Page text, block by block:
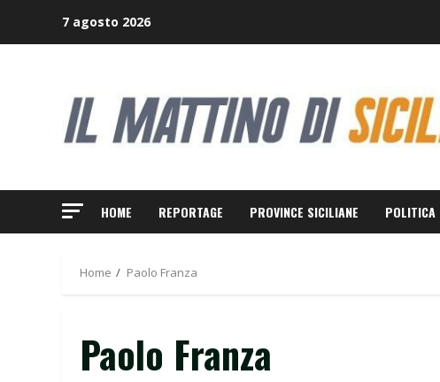
7 agosto 2026
HOME REPORTAGE PROVINCE SICILIANE POLITICA
Home Paolo Franza
Paolo Franza